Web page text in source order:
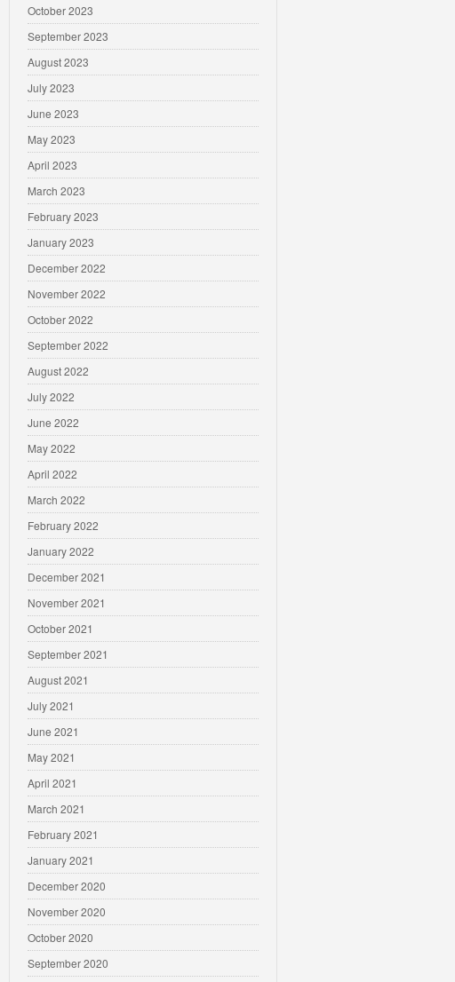
October 2023
September 2023
August 2023
July 2023
June 2023
May 2023
April 2023
March 2023
February 2023
January 2023
December 2022
November 2022
October 2022
September 2022
August 2022
July 2022
June 2022
May 2022
April 2022
March 2022
February 2022
January 2022
December 2021
November 2021
October 2021
September 2021
August 2021
July 2021
June 2021
May 2021
April 2021
March 2021
February 2021
January 2021
December 2020
November 2020
October 2020
September 2020